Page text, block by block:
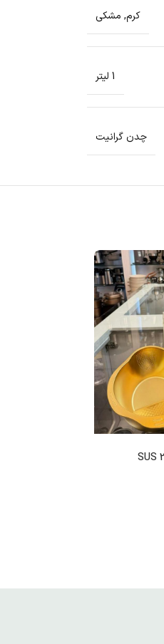
کرم, مشکی
1 لیتر
چدن گرانیت